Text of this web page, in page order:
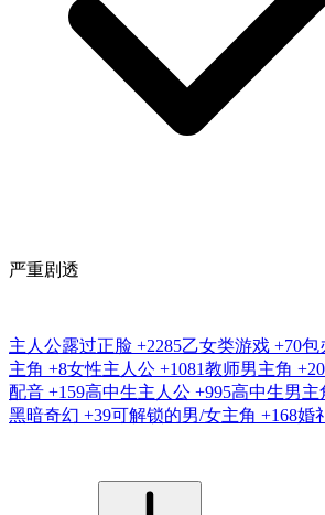
严重剧透
主人公露过正脸 +2285乙女类游戏 +70包
主角 +8女性主人公 +1081教师男主角 +20
配音 +159高中生主人公 +995高中生男主
黑暗奇幻 +39可解锁的男/女主角 +168婚